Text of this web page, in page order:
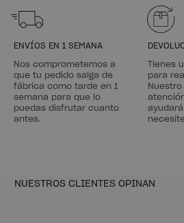
ENVÍOS EN 1 SEMANA
Nos comprometemos a
que tu pedido salga de
fábrica como tarde en 1
semana para que lo
puedas disfrutar cuanto
antes.
Tienes
para
NUESTROS CLIENTES OPINAN